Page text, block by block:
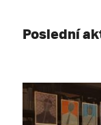
Poslední